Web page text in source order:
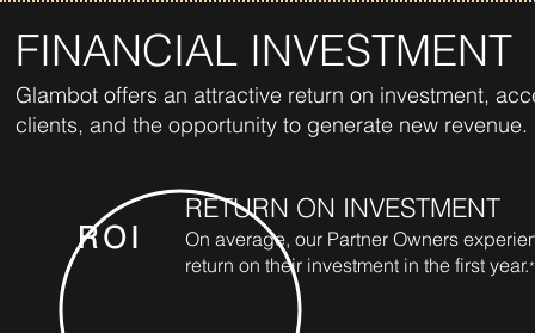
FINANCIAL INVESTMENT
Glambot offers an attractive return on investment,
clients, and the opportunity to generate new revenue.
ROI
RETURN ON INVESTMENT
On average, our Partner Owners
return on their investment in the first year.